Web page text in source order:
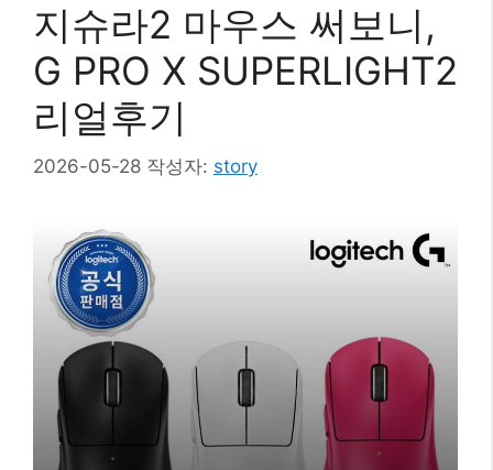
지슈라2 마우스 써보니,
G PRO X SUPERLIGHT2
리얼후기
2026-05-28 작성자: story